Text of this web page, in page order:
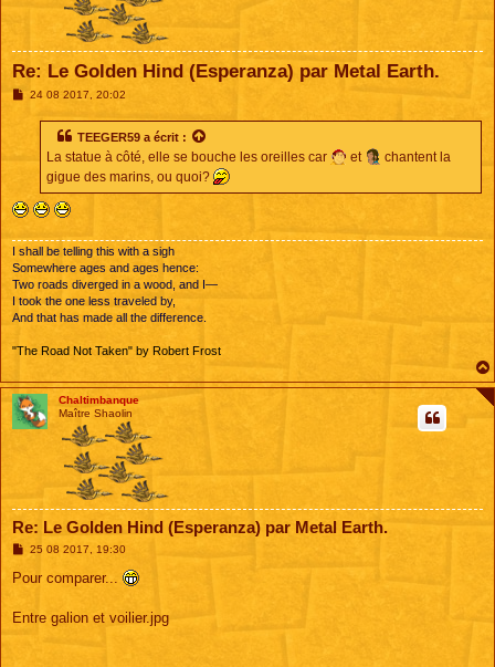
Re: Le Golden Hind (Esperanza) par Metal Earth.
M24 08 2017, 20:02
TEEGER59 a écrit :
La statue à côté, elle se bouche les oreilles car et
chantent la
gigue des marins, ou quoi?
I shall be telling this with a sigh
Somewhere ages and ages hence:
Two roads diverged in a wood, and I—
I took the one less traveled by,
And that has made all the difference.
"The Road Not Taken" by Robert Frost
Chaltimbanque
Maître Shaolin
Re: Le Golden Hind (Esperanza) par Metal Earth.
M
s
g
25 08 2017, 19:30
Pour comparer...
Entre galion et voilier.jpg